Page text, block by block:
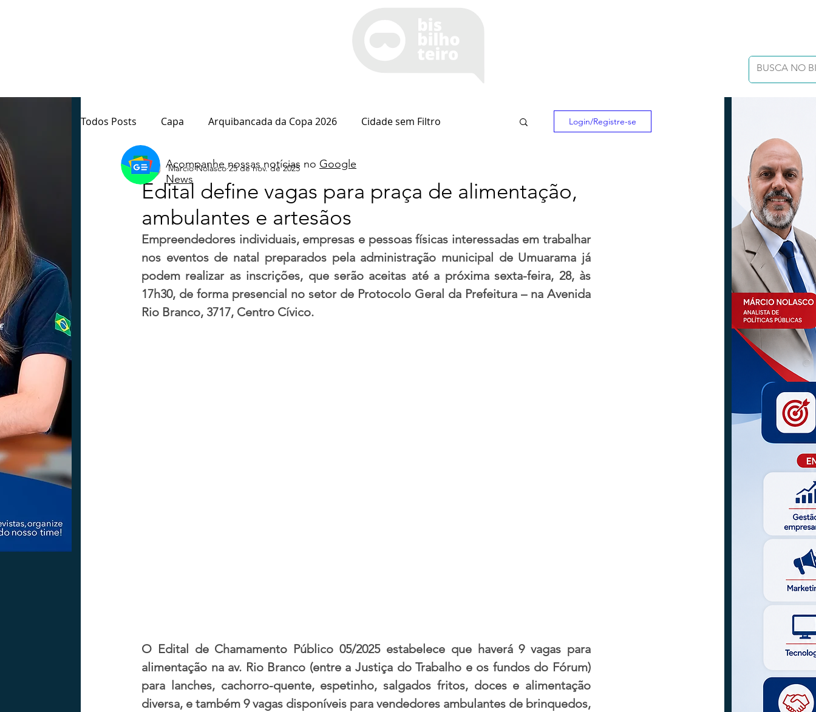
Todos Posts Capa Arquibancada da Copa 2026 Cidade sem Filtro
Quarto Poder Sala de Redação Espaço Itaipu
Destaque Paraná Política Esportes
Notas do Motta Coluna André Marsiglia (Im)pertinências
Tecnologia Nacional Internacional
Login/Registre-se
Edital define vagas para praça de alimentação,
ambulantes e artesãos
Marcio Nolasco 25 de nov. de 2025
Empreendedores individuais, empresas e pessoas físicas interessadas em trabalhar
nos eventos de natal preparados pela administração municipal de Umuarama já
podem realizar as inscrições, que serão aceitas até a próxima sexta-feira, 28, às
17h30, de forma presencial no setor de Protocolo Geral da Prefeitura – na Avenida
Rio Branco, 3717, Centro Cívico.
O Edital de Chamamento Público 05/2025 estabelece que haverá 9 vagas para
alimentação na av. Rio Branco (entre a Justiça do Trabalho e os fundos do Fórum)
para lanches, cachorro-quente, espetinho, salgados fritos, doces e alimentação
diversa, e também 9 vagas disponíveis para vendedores ambulantes de brinquedos,
Acompanhe nossas notícias no Google
News